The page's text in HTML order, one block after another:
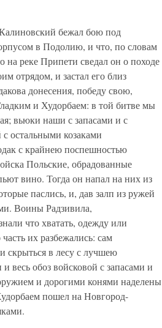
бежал бою под
в Подолию, и что, по словам
на реке Припети сведал он о походе
отрядом, и застал его близ
донесения, победу свою,
и Худорбаем: в той битве мы
вьюки наши с запасами и с
остальными козаками
с крайнею поспешностью
Польские, обрадованные
вино. Тогда он напал на них из
паслись, и, дав залп из ружей
Воины Радзивила,
что хватать, одежду или
их разбежались: сам
скрыться в лесу с лучшею
обоз войсковой с запасами и
и дорогими конями наделены
пошел на Новгород-